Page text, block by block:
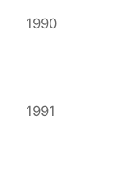
1990
1991